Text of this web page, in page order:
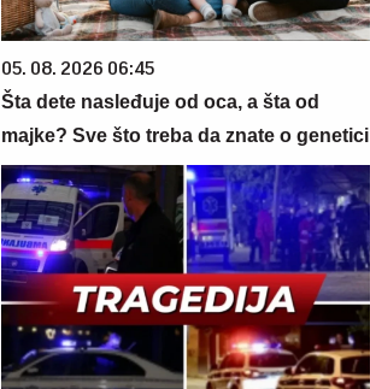
05. 08. 2026 06:45
Šta dete nasleđuje od oca, a šta od
majke? Sve što treba da znate o genetici